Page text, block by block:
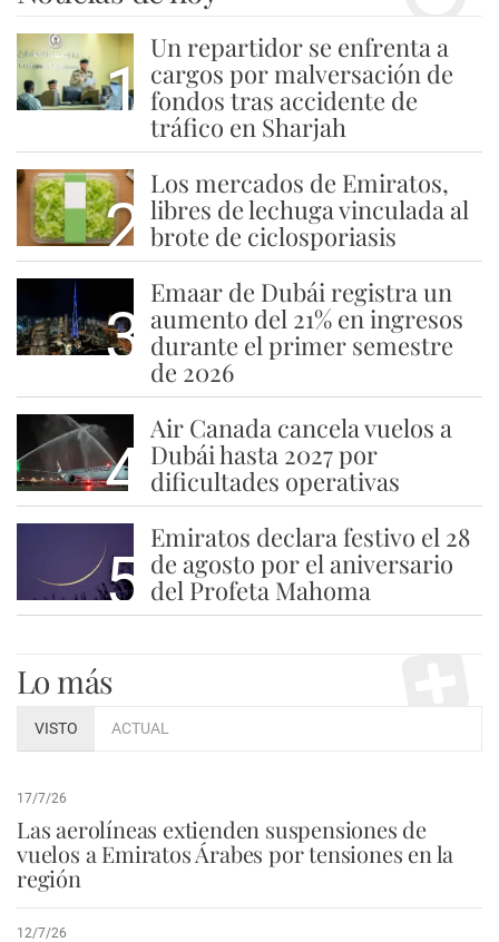
1
Un repartidor se enfrenta a
cargos por malversación de
fondos tras accidente de
tráfico en Sharjah
2
Los mercados de Emiratos,
libres de lechuga vinculada al
brote de ciclosporiasis
3
Emaar de Dubái registra un
aumento del 21% en ingresos
durante el primer semestre
de 2026
4
Air Canada cancela vuelos a
Dubái hasta 2027 por
dificultades operativas
5
Emiratos declara festivo el 28
de agosto por el aniversario
del Profeta Mahoma
Lo más
VISTO ACTUAL
17/7/26
Las aerolíneas extienden suspensiones de
vuelos a Emiratos Árabes por tensiones en la
región
12/7/26